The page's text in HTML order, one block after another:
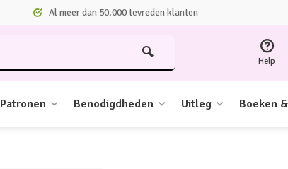
Al meer dan 50.000 tevreden klanten
Help
Patronen Benodigdheden Uitleg Boeken